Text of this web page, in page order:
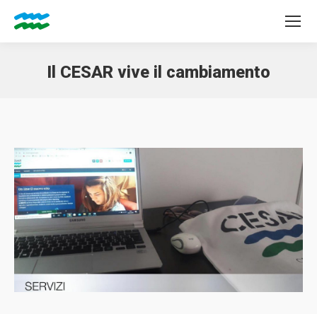
Il CESAR vive il cambiamento